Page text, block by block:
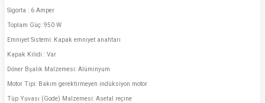
Sigorta : 6 Amper
Toplam Güç: 950 W
Emniyet Sistemi: Kapak emniyet anahtarı
Kapak Kilidi : Var
Döner Bşalık Malzemesi: Alüminyum
Motor Tipi: Bakım gerektirmeyen indüksiyon motor
Tüp Yuvası (Gode) Malzemesi: Asetal reçine